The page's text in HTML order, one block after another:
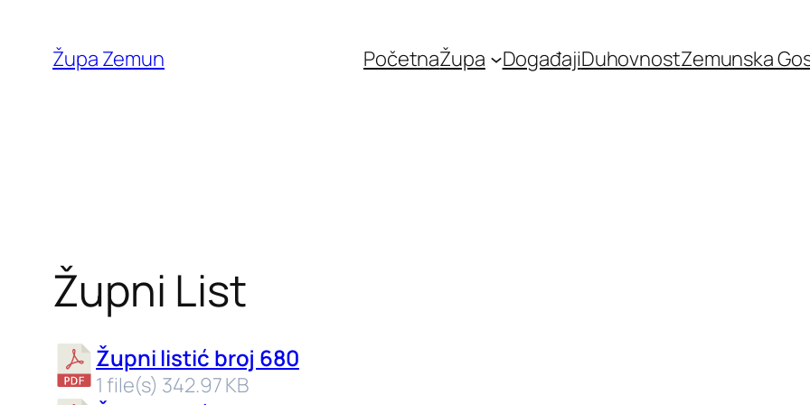
content
Župa Zemun PočetnaŽupa DogađajiDuhovnostZemunska
Župni List
Župni listić broj 680
1 file(s) 342.97 KB